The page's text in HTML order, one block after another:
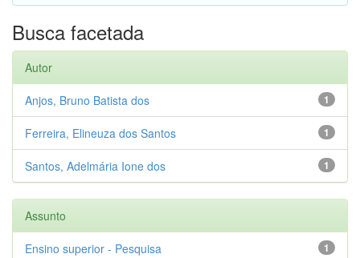
Busca facetada
Autor
1
Anjos, Bruno Batista dos
1
Ferreira, Elineuza dos Santos
1
Santos, Adelmária Ione dos
Assunto
1
Ensino superior - Pesquisa